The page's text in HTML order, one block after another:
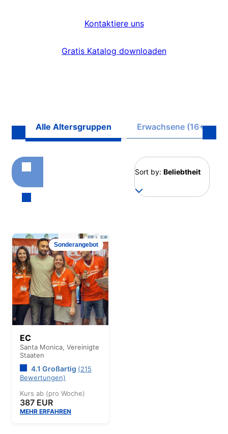
Kontaktiere uns
Gratis Katalog downloaden
Alle Altersgruppen Erwachsene (16+)
Sort by: Beliebtheit
Sonderangebot
EC
Santa Monica, Vereinigte
Staaten
4.1 Großartig (215
Bewertungen)
Kurs ab (pro Woche)
387 EUR
MEHR ERFAHREN